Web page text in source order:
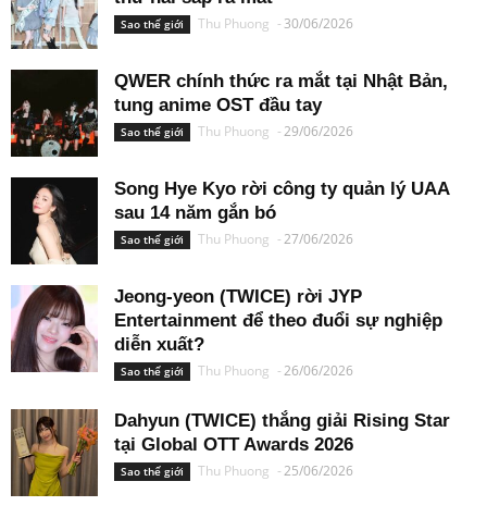
Sao thế giới Thu Phuong - 30/06/2026
QWER chính thức ra mắt tại Nhật Bản,
tung anime OST đầu tay
Sao thế giới Thu Phuong -29/06/2026
Song Hye Kyo rời công ty quản lý UAA
sau 14 năm gắn bó
Sao thế giới Thu Phuong -27/06/2026
Jeong-yeon (TWICE) rời JYP
Entertainment để theo đuổi sự nghiệp
diễn xuất?
Sao thế giới Thu Phuong -26/06/2026
Dahyun (TWICE) thắng giải Rising Star
tại Global OTT Awards 2026
Sao thế giới Thu Phuong -25/06/2026